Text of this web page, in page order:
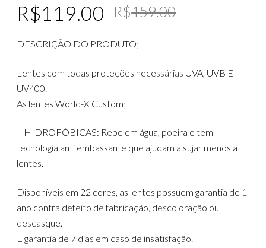
R$159.00Original
R$119.00
Current
DESCRIÇÃO DO PRODUTO;
Lentes com todas proteções necessárias UVA, UVB E
UV400.
As lentes World-X Custom;
– HIDROFÓBICAS: Repelem água, poeira e tem
tecnologia anti embassante que ajudam a sujar menos a
lentes.
Disponíveis em 22 cores, as lentes possuem garantia de 1
ano contra defeito de fabricação, descoloração ou
descasque.
E garantia de 7 dias em caso de insatisfação.